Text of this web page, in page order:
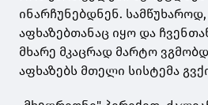
ინარჩუნებდნენ.
აფხაზებთანაც იყო და
მხარე მკაცრად მარტო
აფხაზებს მთელი სისტემა